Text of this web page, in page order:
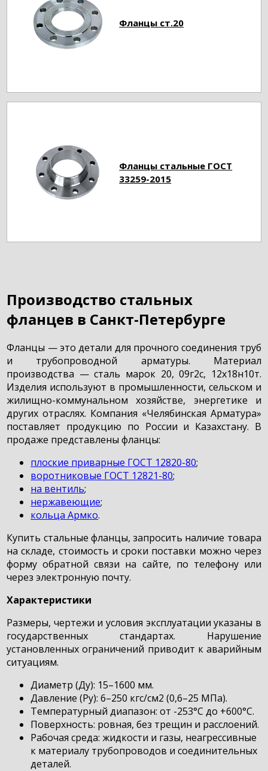
Фланцы ст.20
Фланцы стальные ГОСТ
33259-2015
Производство стальных
фланцев в Санкт-Петербурге
Фланцы — это детали для прочного соединения труб
и трубопроводной арматуры. Материал
производства — сталь марок 20, 09г2с, 12х18н10т.
Изделия используют в промышленности, сельском и
жилищно-коммунальном хозяйстве, энергетике и
других отраслях. Компания «Челябинская Арматура»
поставляет продукцию по России и Казахстану. В
продаже представлены фланцы:
плоские приварные ГОСТ 12820-80;
воротниковые ГОСТ 12821-80;
на вентиль;
нержавеющие;
кольца Армко.
Купить стальные фланцы, запросить наличие товара
на складе, стоимость и сроки поставки можно через
форму обратной связи на сайте, по телефону или
через электронную почту.
Характеристики
Размеры, чертежи и условия эксплуатации указаны в
государственных стандартах. Нарушение
установленных ограничений приводит к аварийным
ситуациям.
Диаметр (Ду): 15–1600 мм.
Давление (Ру): 6–250 кгс/см2 (0,6–25 МПа).
Температурный диапазон: от -253°С до +600°С.
Поверхность: ровная, без трещин и расслоений.
Рабочая среда: жидкости и газы, неагрессивные
к материалу трубопроводов и соединительных
деталей.